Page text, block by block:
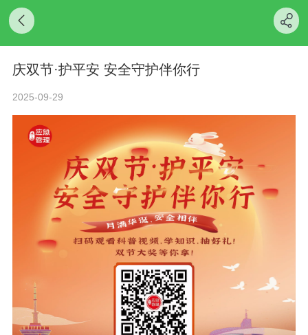
庆双节·护平安 安全守护伴你行
2025-09-29